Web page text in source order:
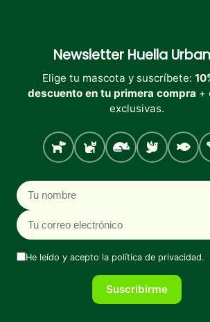
Newsletter Huella
Elige tu mascota y suscríbete:
descuento en tu primera compra +
exclusivas.
Perro Gato Roedores
Aves
Nombre
Correo electrónico
He leído y acepto la política de privacidad.
Suscribirme